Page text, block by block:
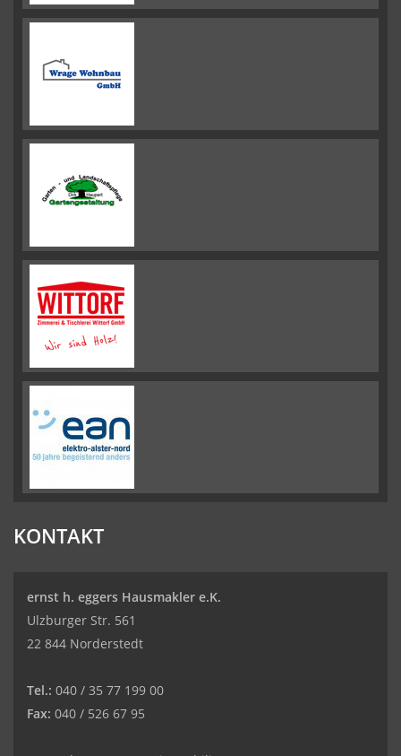
KONTAKT
ernst h. eggers Hausmakler e.K.
Ulzburger Str. 561
22 844 Norderstedt
Tel.: 040 / 35 77 199 00
Fax: 040 / 526 67 95